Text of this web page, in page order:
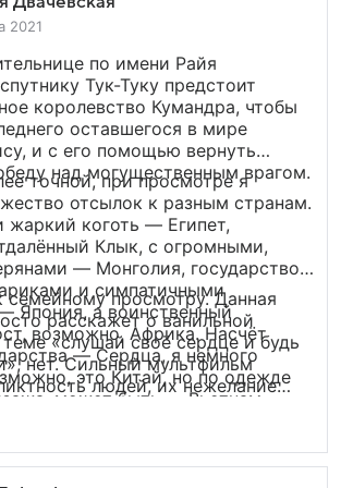
2021
по имени Райя
Тук-Туку предстоит
королевство Кумандра, чтобы
оставшегося в мире
и с его помощью вернуть
над могущественным врагом.
точной, при просмотре я
отсылок к разным странам.
жаркий коготь — Египет,
Клык, с огромными,
— Монголия, государство
и симпатичными
Япония, а воинственный
возможно, Африка. Насчёт
— Сердца, я немного
это Китай, но по одежде
может быть — Вьетнам.
просмотру. Данная
расскажет о ванильной
«слушай своё сердце и будь
нет. Сильный мультфильм
людей, их нежелание
предавать
друга ради достижения цели.
бы- все вокруг хотят сделать мир
не готовы прислушаться друг